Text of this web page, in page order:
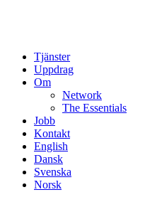
Tjänster
Uppdrag
Om
Network
The Essentials
Jobb
Kontakt
English
Dansk
Svenska
Norsk